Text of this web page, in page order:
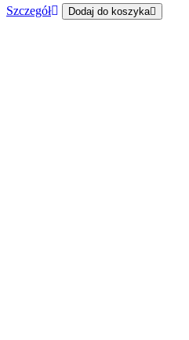
Szczegół Dodaj do koszyka